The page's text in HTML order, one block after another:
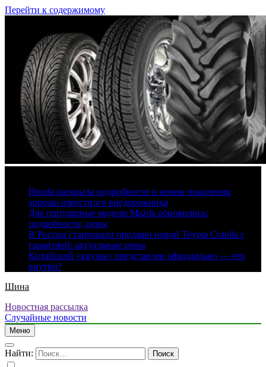
Перейти к содержимому
Honda раскрыла подробности о новом поколении
хорошо известного внедорожника
Две популярные модели Mazda обновились:
подробности, цены
В России стартовали продажи новой Toyota Corolla с
гарантией: актуальные цены
Китайский «крузак» представлен официально — что
внутри?
Шина
Новостная рассылка
Случайные новости
Меню
Найти: